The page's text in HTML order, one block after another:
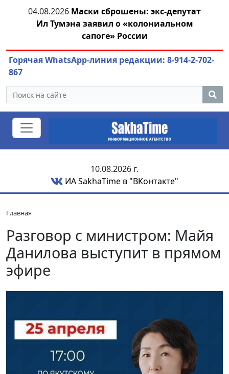
04.08.2026 Маски сброшены: экс-депутат
Ил Тумэна заявил о «колониальном
сапоге» России
Горячая WhatsApp-линия редакции: 8-914-2-702-
867
10.08.2026 г.
ИА SakhaTime в "ВКонтакте"
Главная
Разговор с министром: Майя
Данилова выступит в прямом
эфире